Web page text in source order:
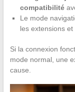
compatibilité
Le mode
les extensions
Si la connexion
mode normal, une
cause.